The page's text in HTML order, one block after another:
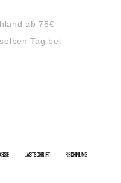
ab 75€
Tag bei